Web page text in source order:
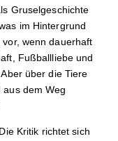
Gruselgeschichte
im Hintergrund
wenn dauerhaft
Fußballliebe und
über die Tiere
dem Weg
Die Kritik richtet sich